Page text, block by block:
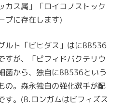
カス属」「ロイコノストック
プに存在します)
ルト「ビヒダス」はにBB536
すが、「ビフィドバクテリウ
菌から、独自にBB536という
の。森永独自の強化選手が配
す。(B.ロンガムはビフィズス